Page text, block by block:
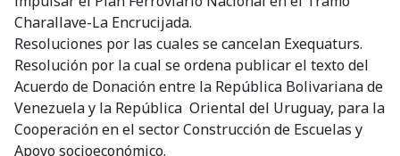
Charallave-La Encrucijada.
Resoluciones por las cuales se cancelan Exequaturs.
Resolución por la cual se ordena publicar el texto del
Acuerdo de Donación entre la República Bolivariana de
Venezuela y la República Oriental del Uruguay, para la
Cooperación en el sector Construcción de Escuelas y
Apoyo socioeconómico.